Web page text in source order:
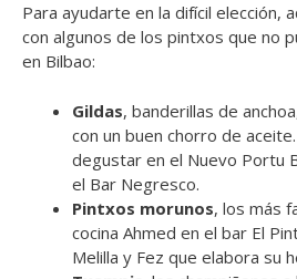
Para ayudarte en la difícil elección,
con algunos de los pintxos que no
en Bilbao:
Gildas, banderillas de
con un buen chorro de
degustar en el Nuevo Portu
el Bar Negresco.
Pintxos morunos, los más
cocina Ahmed en el bar El
Melilla y Fez que elabora su